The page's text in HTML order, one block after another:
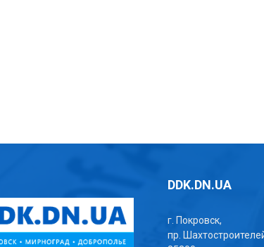
DDK.DN.UA
г. Покровск,
пр.